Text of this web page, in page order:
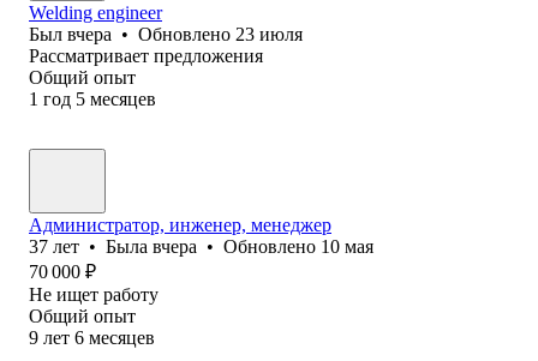
Welding engineer
Был вчера • Обновлено 23 июля
Рассматривает предложения
Общий опыт
1 год 5 месяцев
Администратор, инженер, менеджер
37 лет • Была вчера • Обновлено 10 мая
70 000 ₽
Не ищет работу
Общий опыт
9 лет 6 месяцев